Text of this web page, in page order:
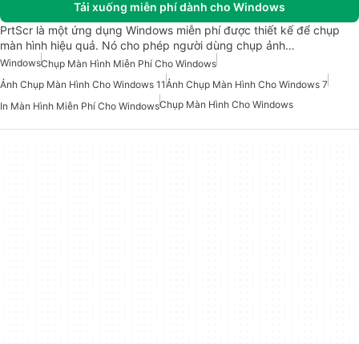
Tải xuống miễn phí dành cho Windows
PrtScr là một ứng dụng Windows miễn phí được thiết kế để chụp
màn hình hiệu quả. Nó cho phép người dùng chụp ảnh…
WindowsChụp Màn Hình Miễn Phí Cho Windows
Ảnh Chụp Màn Hình Cho Windows 11Ảnh Chụp Màn Hình Cho Windows 7
In Màn Hình Miễn Phí Cho WindowsChụp Màn Hình Cho Windows